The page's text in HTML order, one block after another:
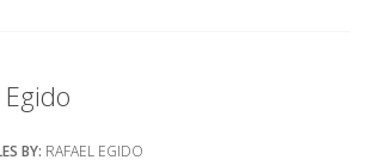
BY: RAFAEL EGIDO